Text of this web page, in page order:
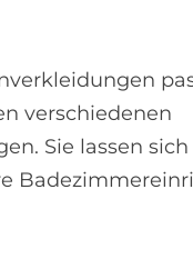
verschiedenen
Sie lassen